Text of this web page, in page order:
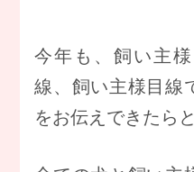
今年も、飼い主
線、飼い主様目線
をお伝えできたら